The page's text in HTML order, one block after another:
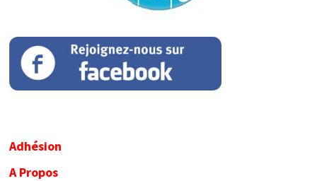
Adhésion
A Propos